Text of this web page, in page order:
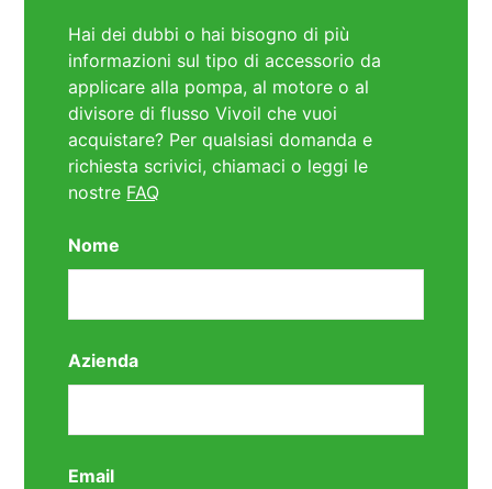
Hai dei dubbi o hai bisogno di più
informazioni sul tipo di accessorio da
applicare alla pompa, al motore o al
divisore di flusso Vivoil che vuoi
acquistare? Per qualsiasi domanda e
richiesta scrivici, chiamaci o leggi le
nostre FAQ
Nome
Azienda
Email